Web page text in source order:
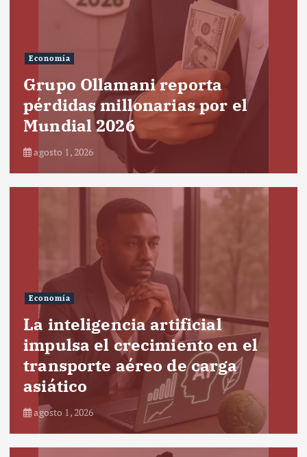
Economía
Grupo Ollamani reporta
pérdidas millonarias por el
Mundial 2026
agosto 1, 2026
Economía
La inteligencia artificial
impulsa el crecimiento en el
transporte aéreo de carga
asiático
agosto 1, 2026